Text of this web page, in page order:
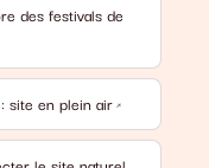
des festivals de
site en plein air